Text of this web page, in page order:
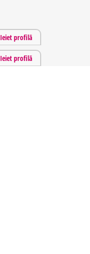
Ieiet profilā
Ieiet profilā